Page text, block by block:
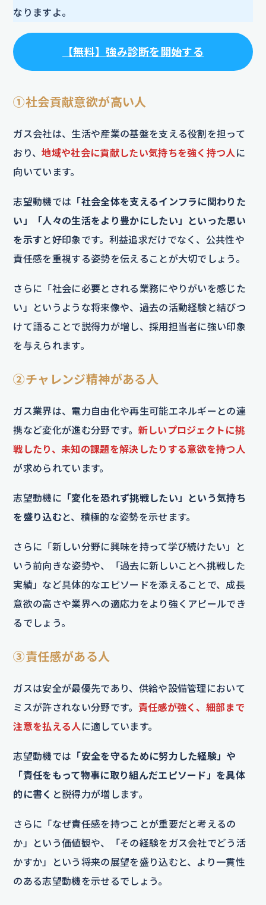
なりますよ。
【無料】強み診断を開始する
①社会貢献意欲が高い人
ガス会社は、生活や産業の基盤を支える役割を担って
おり、地域や社会に貢献したい気持ちを強く持つ人 に
向いています。
志望動機では 「社会全体を支えるインフラに関わりた
い」「人々の生活をより豊かにしたい」といった思い
を示す と好印象です。利益追求だけでなく、公共性や
責任感を重視する姿勢を伝えることが大切でしょう。
さらに「社会に必要とされる業務にやりがいを感じた
い」というような将来像や、過去の活動経験と結びつ
けて語ることで説得力が増し、採用担当者に強い印象
を与えられます。
②チャレンジ精神がある人
ガス業界は、電力自由化や再生可能エネルギーとの連
携など変化が進む分野です。 新しいプロジェクトに挑
戦したり、未知の課題を解決したりする意欲を持つ人
が求められています。
志望動機に 「変化を恐れず挑戦したい」という気持ち
を盛り込むと、積極的な姿勢を示せます。
さらに「新しい分野に興味を持って学び続けたい」と
いう前向きな姿勢や、「過去に新しいことへ挑戦した
実績」など具体的なエピソードを添えることで、成長
意欲の高さや業界への適応力をより強くアピールでき
るでしょう。
③責任感がある人
ガスは安全が最優先であり、供給や設備管理において
ミスが許されない分野です。 責任感が強く、細部まで
注意を払える人 に適しています。
志望動機では 「安全を守るために努力した経験」や
「責任をもって物事に取り組んだエピソード」を具体
的に書く と説得力が増します。
さらに「なぜ責任感を持つことが重要だと考えるの
か」という価値観や、「その経験をガス会社でどう活
かすか」という将来の展望を盛り込むと、より一貫性
のある志望動機を示せるでしょう。